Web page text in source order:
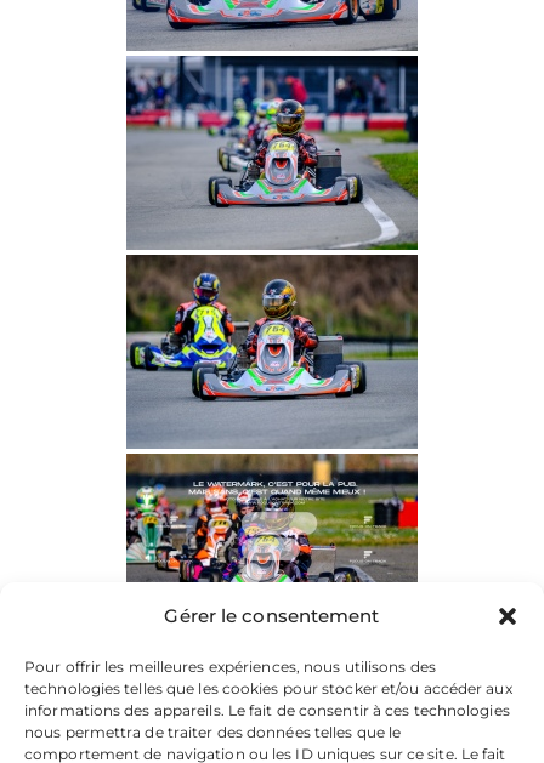
Gérer le consentement
Pour offrir les meilleures expériences, nous utilisons des
technologies telles que les cookies pour stocker et/ou accéder aux
informations des appareils. Le fait de consentir à ces technologies
nous permettra de traiter des données telles que le
comportement de navigation ou les ID uniques sur ce site. Le fait